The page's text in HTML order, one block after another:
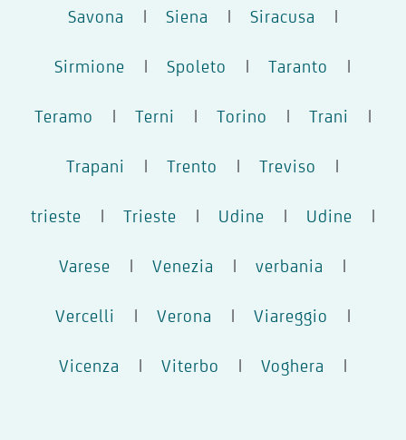
Savona | Siena | Siracusa |
Sirmione | Spoleto | Taranto |
Teramo | Terni | Torino | Trani |
Trapani | Trento | Treviso |
trieste | Trieste | Udine | Udine |
Varese | Venezia | verbania |
Vercelli | Verona | Viareggio |
Vicenza | Viterbo | Voghera |